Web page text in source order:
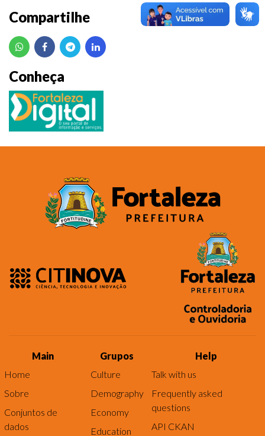
Compartilhe
Conheça
Main
Home
Sobre
Conjuntos de
dados
Grupos
Culture
Demography
Economy
Education
Help
Talk with us
Frequently asked
questions
API CKAN